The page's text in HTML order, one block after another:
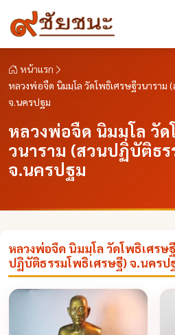
หน้าแรก
หลวงพ่อจืด นิมมฺโล วัดโพธิเศรษฐีวนาราม
จ.นครปฐม
หลวงพ่อจืด นิมมฺโล วัด
วนาราม (สวนปฏิบัติธร
จ.นครปฐม
หลวงพ่อจืด นิมมฺโล วัดโพธิเศรษ
ปฏิบัติธรรมโพธิเศรษฐี) จ.นครป